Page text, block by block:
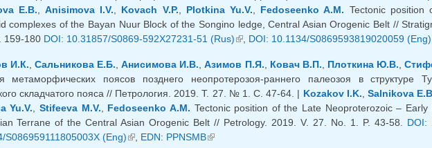
E.B.
Anisimova I.V. Kovach V.P. Plotkina Yu.V. Fedoseenko A.M. Tectonic position
complexes of the Bayan Nuur Block of the Songino ledge, Central Asian Orogenic Belt //
159-180 DOI: 10.31857/S0869-592X27231-51 (Rus)(внешняя ссылка)
, DOI: 10.1134/S0869593819020059 (Eng)
И.К. Сальникова Е.Б. ,Анисимова И.В. ,Азимов П.Я. Ковач В.П. Плоткина Ю.В. ,
метаморфических поясов позднего неопротерозоя-раннего палеозоя в структуре
складчатого пояса // Петрология. 2019. Т. 27. № 1. С. 47-64. | Kozakov I.K. Salnikova
Yu.V.
Stifeeva M.V. Fedoseenko A.M. Tectonic position of the Late Neoproterozoic –
Terrane of the Central Asian Orogenic Belt // Petrology. 2019. V. 27. No. 1. P. 43-58. DOI:
S086959111805003X (Eng)(внешняя ссылка)
, EDN: PPNSMB(внешняя ссылка)